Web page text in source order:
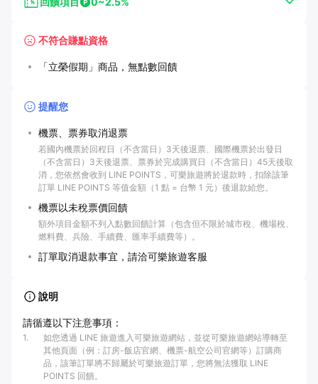
不符合賺點資格
「立榮假期」商品，無點數回饋
提醒您
機票、票券取消退票
若國內機票於回程日（不含當日）3天後退票、國際機票於出發日
（不含當日）3天後退票、票券於完成購買日（不含當日）45天後取
消，您依然會收到 LINE POINTS，可樂旅遊將於退款時，扣除該筆
訂單 LINE POINTS 等值金額（1 點 = 台幣 1 元）後退款給您。
機票以未稅票價回饋
額外項目金額不列入點數回饋計算（包含但不限於城市稅、機場稅、
燃料費、兵險、手續費、匯率手續費等）。
訂單取消退款事宜，請洽可樂旅遊客服
說明
請循遵以下注意事項：
1.
如您透過 LINE 旅遊進入可樂旅遊網站，並從可樂旅遊網站導轉至
其他頁面（例：訂房-飯店官網、機票-航空公司官網等）訂購商
品，該筆訂單將不歸屬於可樂旅遊訂單，您將無法獲取 LINE
POINTS 回饋。